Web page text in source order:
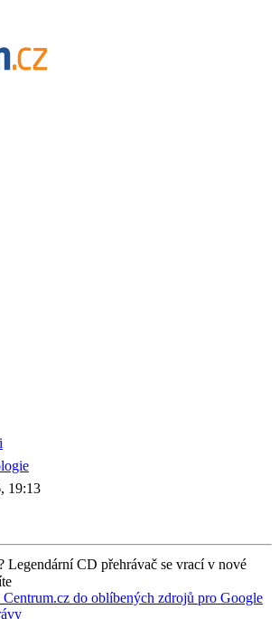
19:13
Legendární CD přehrávač se vrací v nové
Centrum.cz do oblíbených zdrojů pro Google